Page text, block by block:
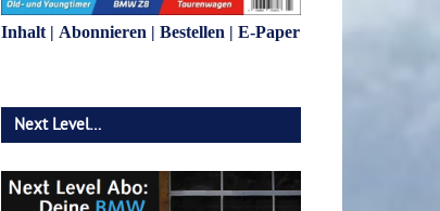
Inhalt | Abonnieren | Bestellen | E-Paper
Next Level…